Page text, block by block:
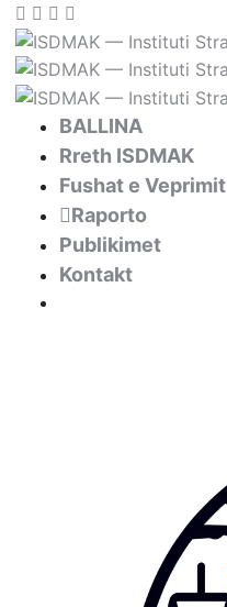
BALLINA
Rreth ISDMAK
Fushat e Veprimit
Raporto
Publikimet
Kontakt